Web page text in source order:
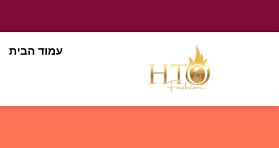
עמוד הבית